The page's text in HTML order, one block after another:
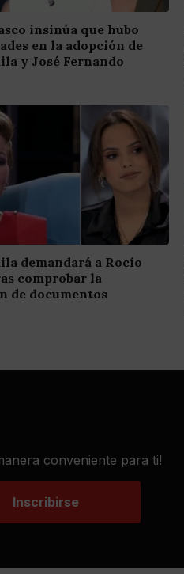
insinúa que hubo
en la adopción de
y José Fernando
demandará a Rocío
comprobar la
de documentos
conveniente para ti!
Inscribirse